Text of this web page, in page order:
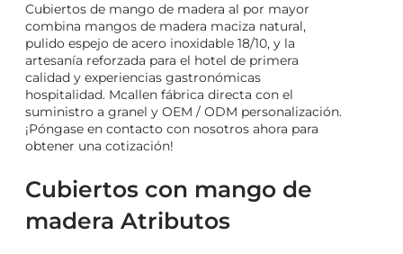
Cubiertos de mango de madera al por mayor
combina mangos de madera maciza natural,
pulido espejo de acero inoxidable 18/10, y la
artesanía reforzada para el hotel de primera
calidad y experiencias gastronómicas
hospitalidad. Mcallen fábrica directa con el
suministro a granel y OEM / ODM personalización.
¡Póngase en contacto con nosotros ahora para
obtener una cotización!
Cubiertos con mango de
madera Atributos